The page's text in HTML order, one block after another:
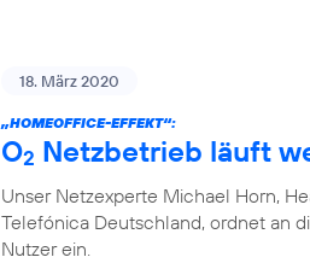
18. März 2020
„HOMEOFFICE-EFFEKT“:
O2 Netzbetrieb läuft
Unser Netzexperte Michael Horn,
Telefónica Deutschland, ordnet an
Nutzer ein.